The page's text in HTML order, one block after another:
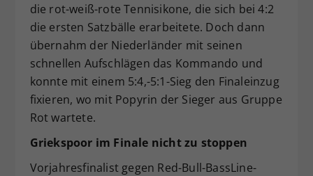
die rot-weiß-rote Tennisikone, die sich bei 4:2
die ersten Satzbälle erarbeitete. Doch dann
übernahm der Niederländer mit seinen
schnellen Aufschlägen das Kommando und
konnte mit einem 5:4,-5:1-Sieg den Finaleinzug
fixieren, wo mit Popyrin der Sieger aus Gruppe
Rot wartete.
Griekspoor im Finale nicht zu stoppen
Vorjahresfinalist gegen Red-Bull-BassLine-